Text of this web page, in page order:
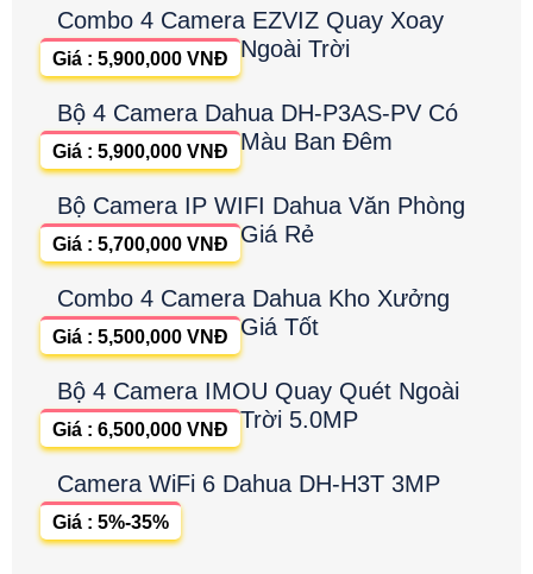
Combo 4 Camera EZVIZ Quay Xoay
Ngoài Trời
Giá : 5,900,000 VNĐ
Bộ 4 Camera Dahua DH-P3AS-PV Có
Màu Ban Đêm
Giá : 5,900,000 VNĐ
Bộ Camera IP WIFI Dahua Văn Phòng
Giá Rẻ
Giá : 5,700,000 VNĐ
Combo 4 Camera Dahua Kho Xưởng
Giá Tốt
Giá : 5,500,000 VNĐ
Bộ 4 Camera IMOU Quay Quét Ngoài
Trời 5.0MP
Giá : 6,500,000 VNĐ
Camera WiFi 6 Dahua DH-H3T 3MP
Giá : 5%-35%